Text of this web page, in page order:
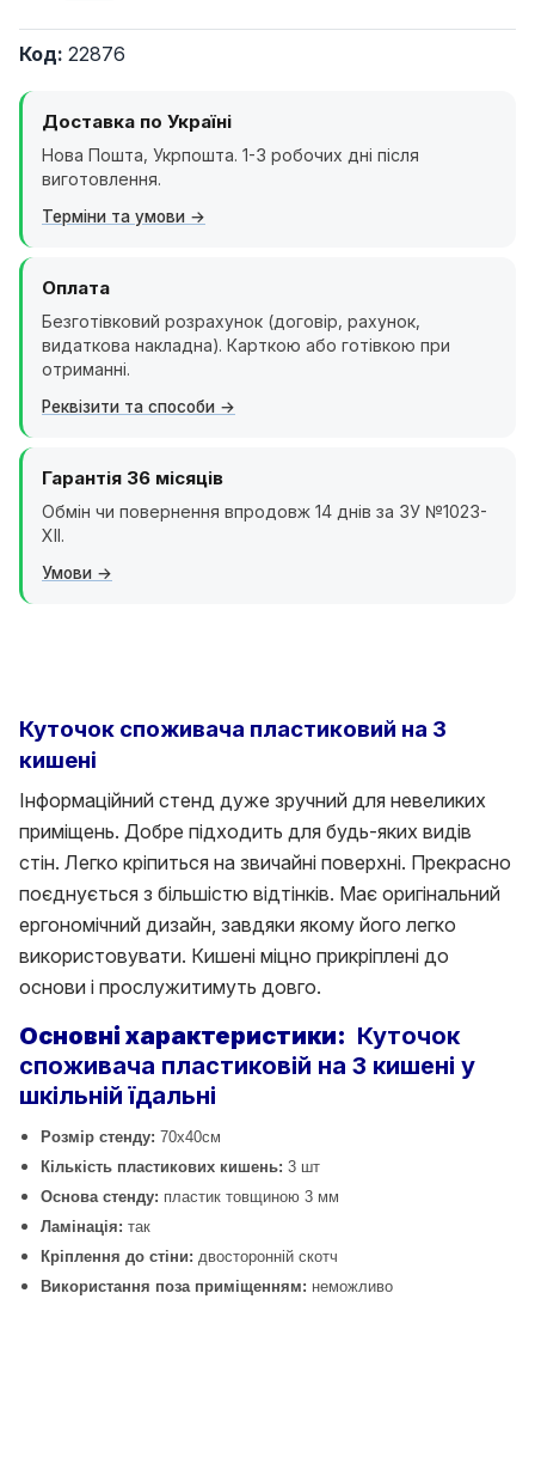
Код: 22876
Доставка по Україні
Нова Пошта, Укрпошта. 1-3 робочих дні після
виготовлення.
Терміни та умови
Оплата
Безготівковий розрахунок (договір, рахунок,
видаткова накладна). Карткою або готівкою при
отриманні.
Реквізити та способи
Гарантія 36 місяців
Обмін чи повернення впродовж 14 днів за ЗУ №1023-
XII.
Умови
Куточок споживача пластиковий на 3
кишені
Інформаційний стенд дуже зручний для невеликих
приміщень. Добре підходить для будь-яких видів
стін. Легко кріпиться на звичайні поверхні. Прекрасно
поєднується з більшістю відтінків. Має оригінальний
ергономічний дизайн, завдяки якому його легко
використовувати. Кишені міцно прикріплені до
основи і прослужитимуть довго.
Основні характеристики: Куточок
споживача пластиковій на 3 кишені у
шкільній їдальні
Розмір стенду: 70х40см
Кількість пластикових кишень: 3 шт
Основа стенду: пластик товщиною 3 мм
Ламінація: так
Кріплення до стіни: двосторонній скотч
Використання поза приміщенням: неможливо